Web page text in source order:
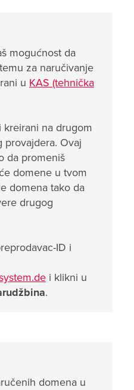
mogućnost da
za naručivanje
u KAS (tehnička
na drugom
Ovaj
da promeniš
domene u tvom
domena tako da
drugog
ID i
i klikni u
.
domena u